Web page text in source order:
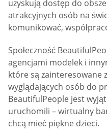
uzyskują dostęp do
atrakcyjnych osób na
komunikować,
Społeczność
agencjami modelek i
które są zainteresowane
wyglądających osób do
BeautifulPeople jest
uruchomili – wirtualny
chcą mieć piękne dzieci.